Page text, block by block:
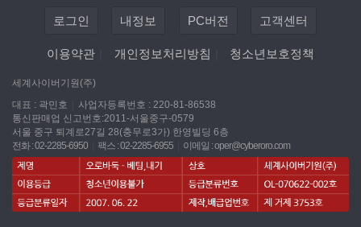
로그인 내정보 PC버전 고객센터
이용약관 개인정보처리방침 청소년보호정책
세계사이버기원(주)
대표 : 곽민호
사업자등록번호 : 220-81-86538
통신판매업 신고번호:2011-서울중구-0579
서울 중구 퇴계로27길 28(충무로3가) 한영빌딩 6층
전화 : 02-2285-6950
팩스 : 02-2285-6955 이메일 :oper@cyberoro.com